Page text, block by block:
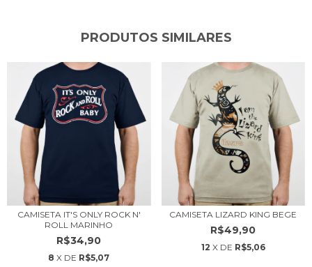
PRODUTOS SIMILARES
CAMISETA IT'S ONLY ROCK N'
ROLL MARINHO
R$34,90
8 X DE R$5,07
CAMISETA LIZARD KING BEGE
R$49,90
12 X DE R$5,06